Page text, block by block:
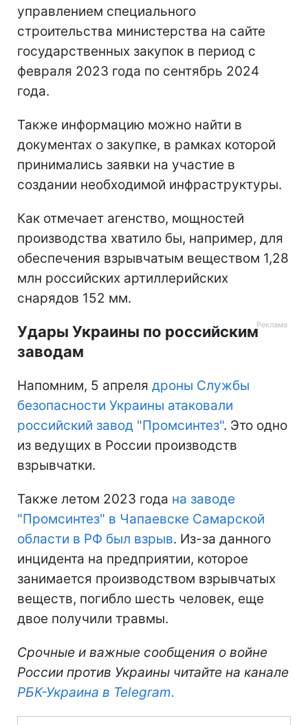
управлением специального
строительства министерства на сайте
государственных закупок в период с
февраля 2023 года по сентябрь 2024
года.
Также информацию можно найти в
документах о закупке, в рамках которой
принимались заявки на участие в
создании необходимой инфраструктуры.
Как отмечает агенство, мощностей
производства хватило бы, например, для
обеспечения взрывчатым веществом 1,28
млн российских артиллерийских
снарядов 152 мм.
Удары Украины по российским
заводам
Напомним, 5 апреля дроны Службы
безопасности Украины атаковали
российский завод "Промсинтез". Это одно
из ведущих в России производств
взрывчатки.
Также летом 2023 года на заводе
"Промсинтез" в Чапаевске Самарской
области в РФ был взрыв. Из-за данного
инцидента на предприятии, которое
занимается производством взрывчатых
веществ, погибло шесть человек, еще
двое получили травмы.
Срочные и важные сообщения о войне
России против Украины читайте на канале
РБК-Украина в Telegram.